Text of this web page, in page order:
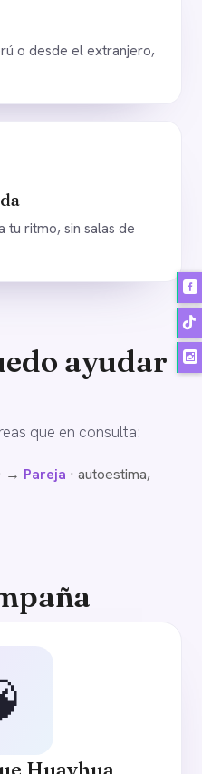
o desde el extranjero,
tu ritmo, sin salas de
ayudar
que en consulta:
→ Pareja · autoestima,